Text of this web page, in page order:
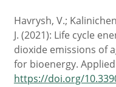
Havrysh, V.;
J. (2021): Life cycle
dioxide emissions of
for bioenergy. Applied
https://doi.org/